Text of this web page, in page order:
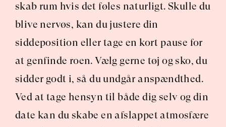
skab rum hvis det føles naturligt. Skulle du
blive nervøs, kan du justere din
siddeposition eller tage en kort pause for
at genfinde roen. Vælg gerne tøj og sko, du
sidder godt i, så du undgår anspændthed.
Ved at tage hensyn til både dig selv og din
date kan du skabe en afslappet atmosfære